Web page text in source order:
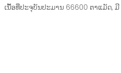
ເນື້ອທີ່ປະຈຸບັນປະມານ 66600 ຕາແມັດ,